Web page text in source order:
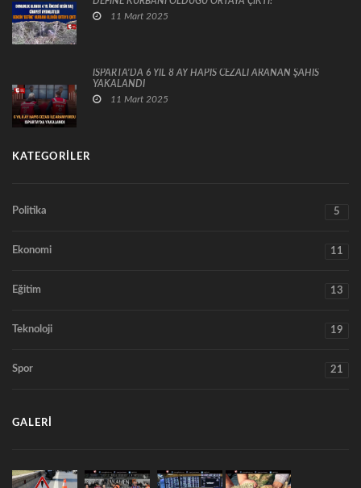
11 Mart 2025
ISPARTA’DA 6 YIL 8 AY HAPİS CEZALI ARANAN ŞAHIS
YAKALANDI
11 Mart 2025
KATEGORILER
Politika 5
Ekonomi 11
Eğitim 13
Teknoloji 19
Spor 21
GALERI